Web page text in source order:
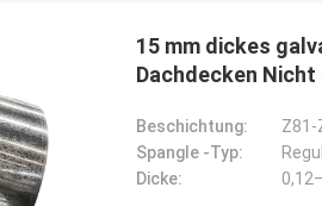
15 mm dickes
Dachdecken Nicht
Beschichtung:
Z81-
Spangle -Typ:
Dicke: